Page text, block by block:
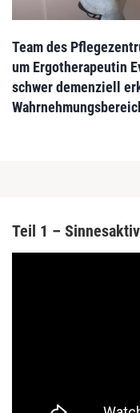
Team des
um Ergotherapeutin
schwer demenziell
Teil 1 –